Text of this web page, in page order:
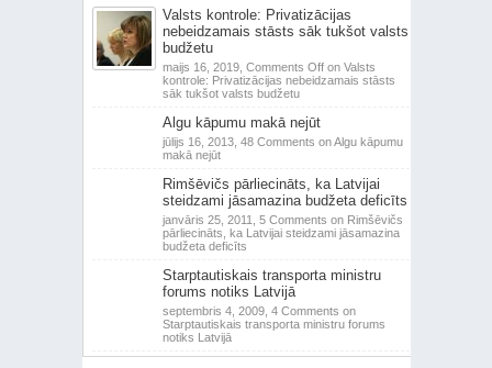
Valsts kontrole: Privatizācijas
nebeidzamais stāsts sāk tukšot valsts
budžetu
maijs 16, 2019, Comments Offon Valsts
kontrole: Privatizācijas nebeidzamais stāsts
sāk tukšot valsts budžetu
Algu kāpumu makā nejūt
jūlijs 16, 2013, 48 Comments on Algu kāpumu
makā nejūt
Rimšēvičs pārliecināts, ka Latvijai
steidzami jāsamazina budžeta deficīts
janvāris 25, 2011, 5 Comments on Rimšēvičs
pārliecināts, ka Latvijai steidzami jāsamazina
budžeta deficīts
Starptautiskais transporta ministru
forums notiks Latvijā
septembris 4, 2009, 4 Comments on
Starptautiskais transporta ministru forums
notiks Latvijā